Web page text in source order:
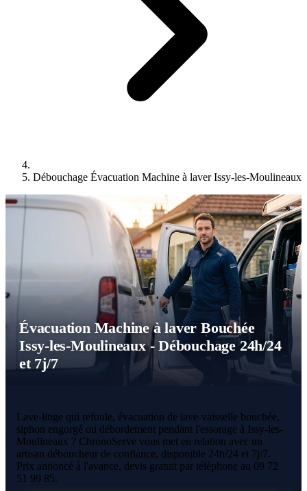
Débouchage Évacuation Machine à laver Issy-les-Moulineaux
Évacuation Machine à laver Bouchée
Issy-les-Moulineaux - Débouchage 24h/24
et 7j/7
Lave-linge qui refoule, évacuation de lave-vaisselle bouchée,
siphon engorgé ou débordement pendant l'essorage à Issy-les-
Moulineaux ? ChronoServe vous met en relation avec un
artisan déboucheur de confiance, disponible 24h/24 et 7j/7.
Prix annoncé à l'avance, devis gratuit par téléphone au 09 72
51 99 85.